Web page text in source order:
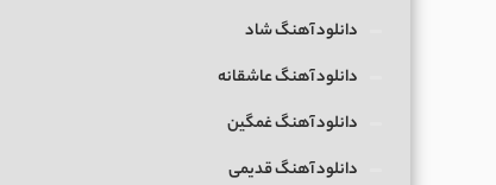
دانلود آهنگ شاد
دانلود آهنگ عاشقانه
دانلود آهنگ غمگین
دانلود آهنگ قدیمی